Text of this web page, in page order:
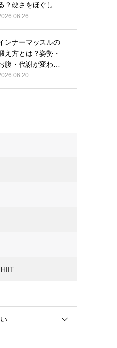
？硬さをほぐして
える正しい方…
ンナーマッスルの
え方とは？姿勢・
腹・代謝が変わる
レーニング…